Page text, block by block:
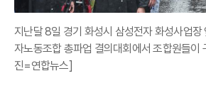
지난달 8일 경기 화성시 삼성전자 화성사업장
자노동조합 총파업 결의대회에서 조합원들이
진=연합뉴스]